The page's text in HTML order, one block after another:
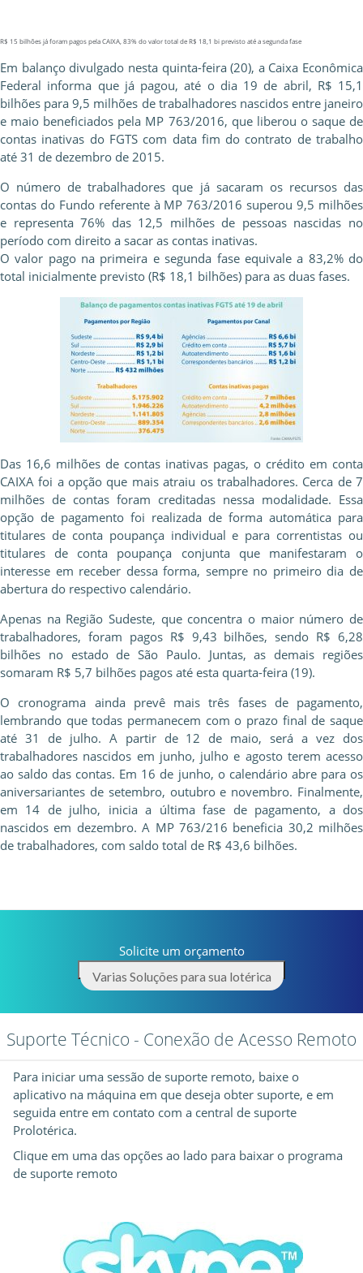
R$ 15 bilhões já foram pagos pela CAIXA, 83% do valor total de R$ 18,1 bi previsto até a segunda fase
Em balanço divulgado nesta quinta-feira (20), a Caixa Econômica
Federal informa que já pagou, até o dia 19 de abril, R$ 15,1
bilhões para 9,5 milhões de trabalhadores nascidos entre janeiro
e maio beneficiados pela MP 763/2016, que liberou o saque de
contas inativas do FGTS com data fim do contrato de trabalho
até 31 de dezembro de 2015.
O número de trabalhadores que já sacaram os recursos das
contas do Fundo referente à MP 763/2016 superou 9,5 milhões
e representa 76% das 12,5 milhões de pessoas nascidas no
período com direito a sacar as contas inativas.
O valor pago na primeira e segunda fase equivale a 83,2% do
total inicialmente previsto (R$ 18,1 bilhões) para as duas fases.
Das 16,6 milhões de contas inativas pagas, o crédito em conta
CAIXA foi a opção que mais atraiu os trabalhadores. Cerca de 7
milhões de contas foram creditadas nessa modalidade. Essa
opção de pagamento foi realizada de forma automática para
titulares de conta poupança individual e para correntistas ou
titulares de conta poupança conjunta que manifestaram o
interesse em receber dessa forma, sempre no primeiro dia de
abertura do respectivo calendário.
Apenas na Região Sudeste, que concentra o maior número de
trabalhadores, foram pagos R$ 9,43 bilhões, sendo R$ 6,28
bilhões no estado de São Paulo. Juntas, as demais regiões
somaram R$ 5,7 bilhões pagos até esta quarta-feira (19).
O cronograma ainda prevê mais três fases de pagamento,
lembrando que todas permanecem com o prazo final de saque
até 31 de julho. A partir de 12 de maio, será a vez dos
trabalhadores nascidos em junho, julho e agosto terem acesso
ao saldo das contas. Em 16 de junho, o calendário abre para os
aniversariantes de setembro, outubro e novembro. Finalmente,
em 14 de julho, inicia a última fase de pagamento, a dos
nascidos em dezembro. A MP 763/216 beneficia 30,2 milhões
de trabalhadores, com saldo total de R$ 43,6 bilhões.
Solicite um orçamento
Varias Soluções para sua lotérica
Suporte Técnico - Conexão de Acesso Remoto
Para iniciar uma sessão de suporte remoto, baixe o
aplicativo na máquina em que deseja obter suporte, e em
seguida entre em contato com a central de suporte
Prolotérica.
Clique em uma das opções ao lado para baixar o programa
de suporte remoto